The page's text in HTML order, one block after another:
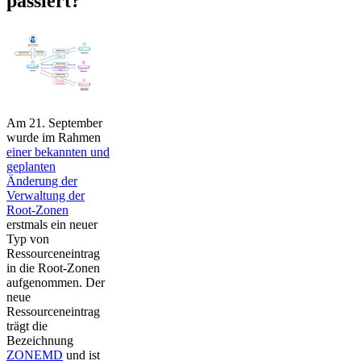
Am 21. September
wurde im Rahmen
einer bekannten und
geplanten
Änderung der
Verwaltung der
Root-Zonen
erstmals ein neuer
Typ von
Ressourceneintrag
in die Root-Zonen
aufgenommen. Der
neue
Ressourceneintrag
trägt die
Bezeichnung
ZONEMD und ist